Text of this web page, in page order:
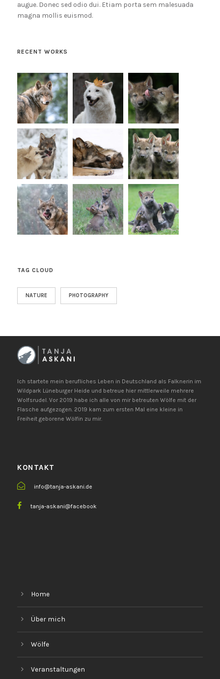
augue. Donec sed odio dui. Etiam porta sem malesuada
magna mollis euismod.
RECENT WORKS
TAG CLOUD
NATURE PHOTOGRAPHY
Ich startete mein berufliches Leben in Deutschland als Falknerin im
Wildpark Lüneburger Heide und betreue hier mittlerweile mehrere
Wolfsrudel. Vor 2019 habe ich alle von mir betreuten Wölfe mit der
Flasche aufgezogen. 2019 kam zum ersten Mal eine kleine in
Freiheit geborene Wölfin zu mir.
KONTAKT
info@tanja-askani.de
tanja-askani@facebook
Home
Über mich
Wölfe
Veranstaltungen